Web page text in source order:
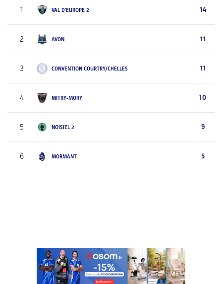
1 VAL D'EUROPE 2 14
2 AVON 11
3 CONVENTION COURTRY/CHELLES 11
4 MITRY-MORY 10
5 NOISIEL 2 9
6 MORMANT 5